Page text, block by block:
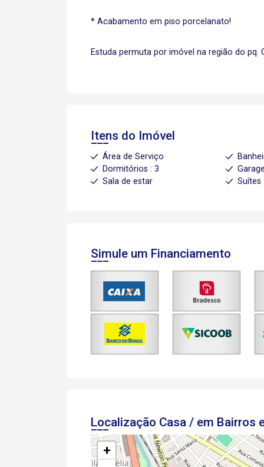
* Acabamento em piso porcelanato!
Estuda permuta por imóvel na região do pq.
Itens do Imóvel
Área de Serviço
Dormitórios : 3
Sala de estar
Suítes
Simule um Financiamento
Localização Casa / em Bairros
+